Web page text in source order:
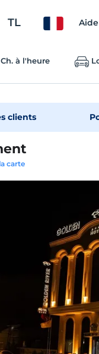
TL Aide
Ch. à l'heure
clients
carte